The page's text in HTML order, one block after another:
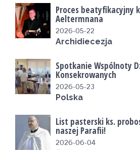
Proces beatyfikacyjny
Aeltermnana
2026-05-22
Archidiecezja
Spotkanie Wspólnoty
Konsekrowanych
2026-05-23
Polska
List pasterski ks.
naszej Parafii!
2026-06-04